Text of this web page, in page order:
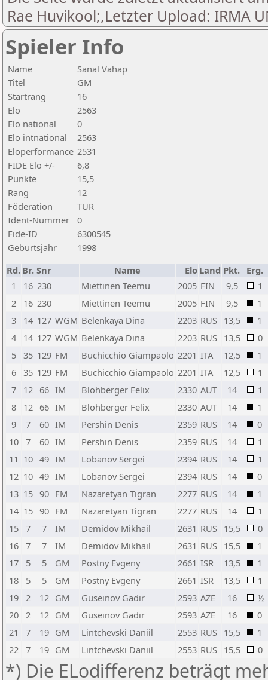
Rae Huvikool;,Letzter Upload: IRMA
Spieler Info
Name
Sanal Vahap
Titel
GM
Startrang
16
Elo
2563
Elo national
0
Elo intnational
2563
Eloperformance 2531
FIDE Elo +/-
6,8
Punkte
15,5
Rang
12
Föderation
TUR
Ident-Nummer
0
Fide-ID
6300545
Geburtsjahr
1998
Rd. Br. Snr Name Elo Land Pkt. Erg.
1
16 230 Miettinen Teemu 2005 FIN 9,5
1
2
16 230 Miettinen Teemu 2005 FIN 9,5
1
3
14 127 WGM Belenkaya Dina 2203 RUS 13,5
1
4
14 127 WGM Belenkaya Dina 2203 RUS 13,5
0
5
35 129 FM Buchicchio Giampaolo 2201 ITA 12,5
1
6
35 129 FM Buchicchio Giampaolo 2201 ITA 12,5
1
7
12 66 IM Blohberger Felix 2330 AUT 14
1
8
12 66 IM Blohberger Felix 2330 AUT 14
1
9
7 60 IM Pershin Denis 2359 RUS 14
0
10
7 60 IM Pershin Denis 2359 RUS 14
1
11 10 49 IM Lobanov Sergei 2394 RUS 14
1
12 10 49 IM Lobanov Sergei 2394 RUS 14
0
13 15 90 FM Nazaretyan Tigran 2277 RUS 14
1
14 15 90 FM Nazaretyan Tigran 2277 RUS 14
1
15
7 7 IM Demidov Mikhail 2631 RUS 15,5
0
16
7 7 IM Demidov Mikhail 2631 RUS 15,5
1
17
5 5 GM Postny Evgeny 2661 ISR 13,5
1
18
5 5 GM Postny Evgeny 2661 ISR 13,5
1
19
2 12 GM Guseinov Gadir 2593 AZE 16
½
20
2 12 GM Guseinov Gadir 2593 AZE 16
0
21
7 19 GM Lintchevski Daniil 2553 RUS 15,5
1
22
7 19 GM Lintchevski Daniil 2553 RUS 15,5 0
*) Die ELodifferenz beträgt